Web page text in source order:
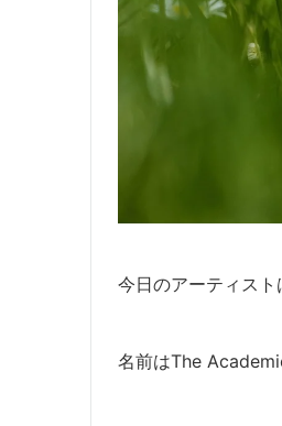
今日のアーティス
名前はThe